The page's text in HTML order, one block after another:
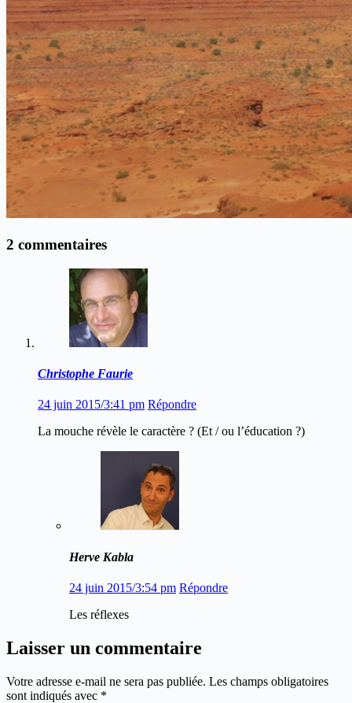
2 commentaires
Christophe Faurie
24 juin 2015/3:41 pm Répondre
La mouche révèle le caractère ? (Et / ou l’éducation ?)
Herve Kabla
24 juin 2015/3:54 pm Répondre
Les réflexes
Laisser un commentaire
Votre adresse e-mail ne sera pas publiée. Les champs obligatoires
sont indiqués avec *